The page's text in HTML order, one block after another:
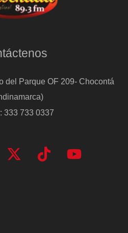
del Parque OF 209- Chocontá
333 733 0337